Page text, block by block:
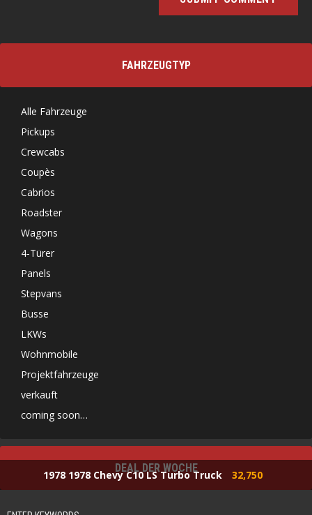
FAHRZEUGTYP
Alle Fahrzeuge
Pickups
Crewcabs
Coupès
Cabrios
Roadster
Wagons
4-Türer
Panels
Stepvans
Busse
LKWs
Wohnmobile
Projektfahrzeuge
verkauft
coming soon…
DEAL DER WOCHE
1978 1978 Chevy C10 LS Turbo Truck 32,750